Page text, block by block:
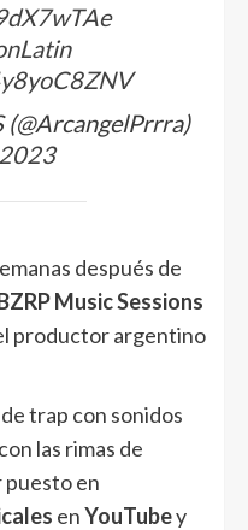
(@ArcangelPrrra)
después de
Music Sessions
productor argentino
trap con sonidos
las rimas de
puesto en
enYouTubey